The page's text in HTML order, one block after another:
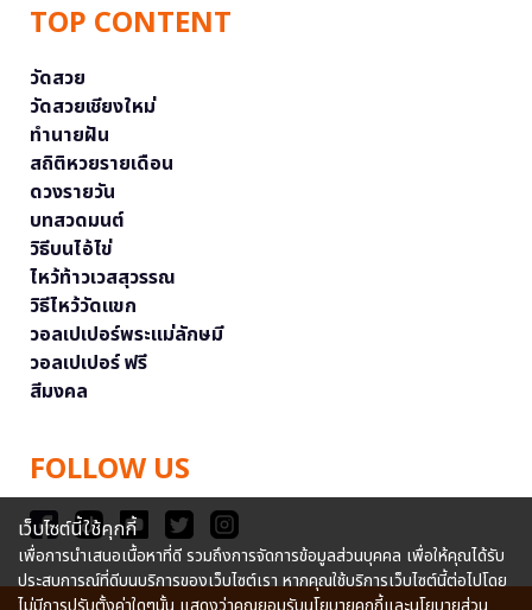
TOP CONTENT
วัดสวย
วัดสวยเชียงใหม่
ทำนายฝัน
สถิติหวยรายเดือน
ดวงรายวัน
บทสวดมนต์
วิธีบนไอ้ไข่
ไหว้ท้าวเวสสุวรรณ
วิธีไหว้วัดแขก
วอลเปเปอร์พระแม่ลักษมี
วอลเปเปอร์ ฟรี
สีมงคล
FOLLOW US
เว็บไซต์นี้ใช้คุกกี้
เพื่อการนำเสนอเนื้อหาที่ดี รวมถึงการจัดการข้อมูลส่วนบุคคล เพื่อให้คุณได้รับ
ประสบการณ์ที่ดีบนบริการของเว็บไซต์เรา หากคุณใช้บริการเว็บไซต์นี้ต่อไปโดย